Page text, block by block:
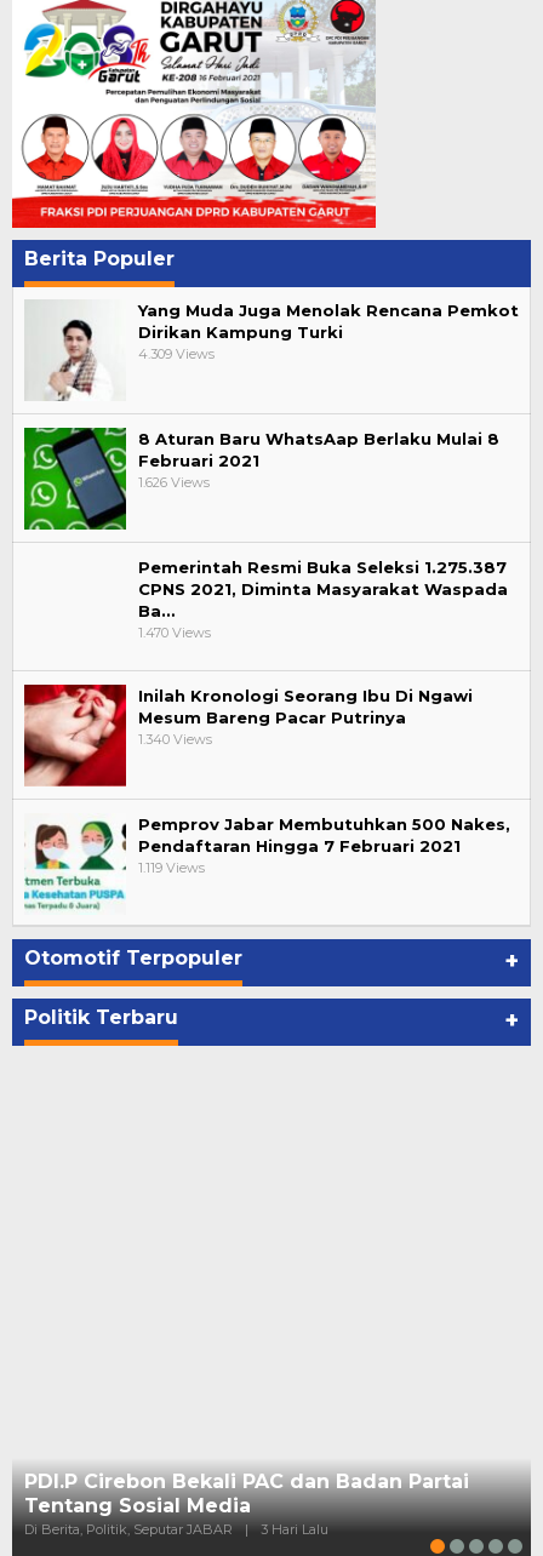
Berita Populer
Yang Muda Juga Menolak Rencana Pemkot
Dirikan Kampung Turki
4.309 Views
8 Aturan Baru WhatsAap Berlaku Mulai 8
Februari 2021
1.626 Views
Pemerintah Resmi Buka Seleksi 1.275.387
CPNS 2021, Diminta Masyarakat Waspada
Ba…
1.470 Views
Inilah Kronologi Seorang Ibu Di Ngawi
Mesum Bareng Pacar Putrinya
1.340 Views
Pemprov Jabar Membutuhkan 500 Nakes,
Pendaftaran Hingga 7 Februari 2021
1.119 Views
Otomotif Terpopuler +
Politik Terbaru +
PDI.P Cirebon Bekali PAC dan Badan Partai
Tentang Sosial Media
Di Berita, Politik, Seputar JABAR | 3 Hari Lalu